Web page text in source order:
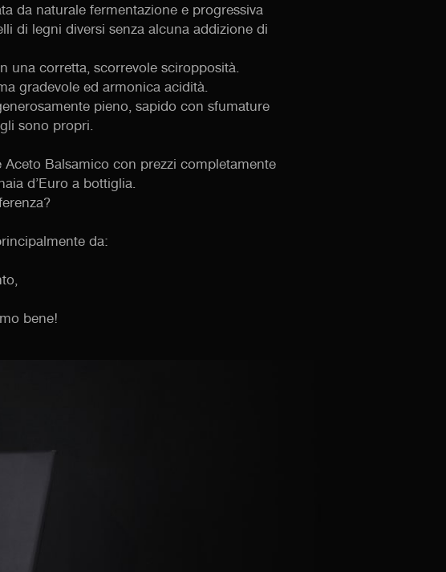
da naturale fermentazione e progressiva
di legni diversi senza alcuna addizione di
una corretta, scorrevole sciropposità.
gradevole ed armonica acidità.
pieno, sapido con sfumature
sono propri.
Balsamico con prezzi completamente
d’Euro a bottiglia.
da:
bene!